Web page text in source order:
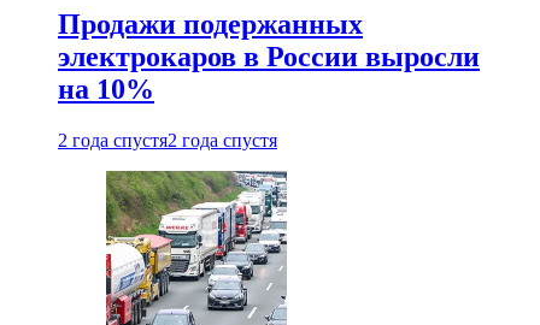
Продажи подержанных
электрокаров в России выросли
на 10%
2 года спустя2 года спустя